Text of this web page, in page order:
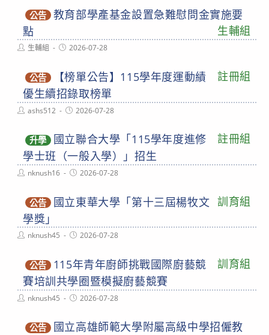
公告 教育部學產基金設置急難慰問金實施要
點
生輔組
Post生輔組
Post2026-07-28
公告 註冊組
【榜單公告】115學年度運動績
優生續招錄取榜單
Postashs512
Post2026-07-28
升學 註冊組
國立聯合大學「115學年度進修
學士班（一般入學）」招生
Postnknush16
Post2026-07-28
公告 訓育組
國立東華大學「第十三屆楊牧文
學獎」
Postnknush45
Post2026-07-28
公告 訓育組
115年青年廚師挑戰國際廚藝競
賽培訓共學圈暨模擬廚藝競賽
Postnknush45
Post2026-07-28
公告
國立高雄師範大學附屬高級中學招僱教